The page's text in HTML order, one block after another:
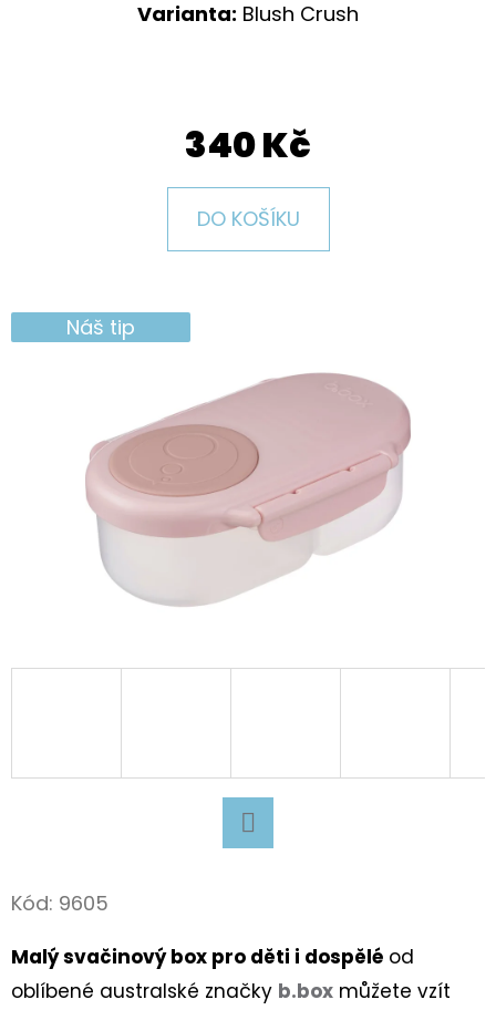
Varianta: Blush Crush
340 Kč
DO KOŠÍKU
Náš tip
Kód: 9605
Malý svačinový box pro děti i dospělé od
oblíbené australské značky b.box můžete vzít
T
?
HLEDAT
O
E
SUPERFIT